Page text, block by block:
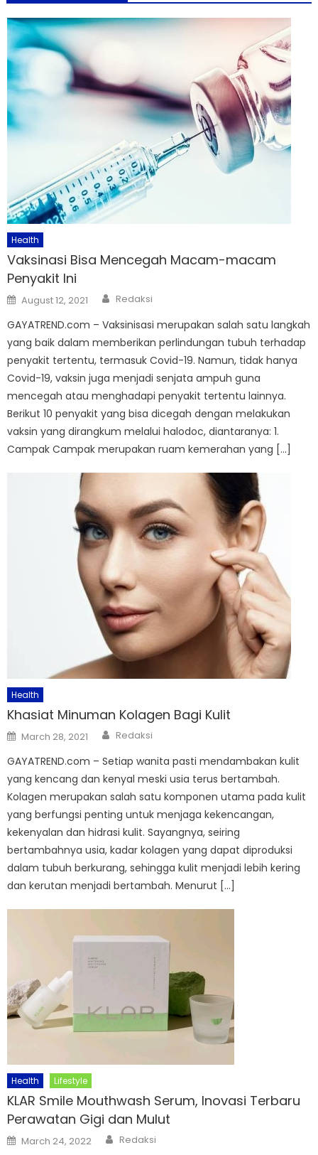
Health
Vaksinasi Bisa Mencegah Macam-macam
Penyakit Ini
Posted
on
August 12, 2021 Author
Redaksi
GAYATREND.com – Vaksinisasi merupakan salah satu langkah
yang baik dalam memberikan perlindungan tubuh terhadap
penyakit tertentu, termasuk Covid-19. Namun, tidak hanya
Covid-19, vaksin juga menjadi senjata ampuh guna
mencegah atau menghadapi penyakit tertentu lainnya.
Berikut 10 penyakit yang bisa dicegah dengan melakukan
vaksin yang dirangkum melalui halodoc, diantaranya: 1.
Campak Campak merupakan ruam kemerahan yang […]
Health
Khasiat Minuman Kolagen Bagi Kulit
Posted
on
March 28, 2021 Author
Redaksi
GAYATREND.com – Setiap wanita pasti mendambakan kulit
yang kencang dan kenyal meski usia terus bertambah.
Kolagen merupakan salah satu komponen utama pada kulit
yang berfungsi penting untuk menjaga kekencangan,
kekenyalan dan hidrasi kulit. Sayangnya, seiring
bertambahnya usia, kadar kolagen yang dapat diproduksi
dalam tubuh berkurang, sehingga kulit menjadi lebih kering
dan kerutan menjadi bertambah. Menurut […]
Health Lifestyle
KLAR Smile Mouthwash Serum, Inovasi Terbaru
Perawatan Gigi dan Mulut
Posted
on
March 24, 2022 Author
Redaksi